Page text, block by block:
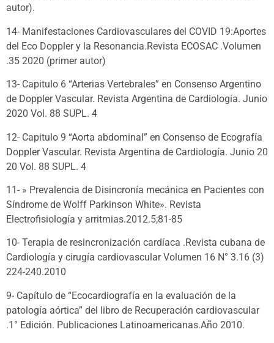
autor).
14- Manifestaciones Cardiovasculares del COVID 19:Aportes
del Eco Doppler y la Resonancia.Revista ECOSAC .Volumen
.35 2020 (primer autor)
13- Capitulo 6 “Arterias Vertebrales” en Consenso Argentino
de Doppler Vascular. Revista Argentina de Cardiología. Junio
2020 Vol. 88 SUPL. 4
12- Capitulo 9 “Aorta abdominal” en Consenso de Ecografía
Doppler Vascular. Revista Argentina de Cardiología. Junio 20
20 Vol. 88 SUPL. 4
11- » Prevalencia de Disincronía mecánica en Pacientes con
Síndrome de Wolff Parkinson White». Revista
Electrofisiología y arritmias.2012.5;81-85
10- Terapia de resincronización cardíaca .Revista cubana de
Cardiología y cirugía cardiovascular Volumen 16 N° 3.16 (3)
224-240.2010
9- Capítulo de “Ecocardiografía en la evaluación de la
patología aórtica” del libro de Recuperación cardiovascular
.1° Edición. Publicaciones Latinoamericanas.Año 2010.